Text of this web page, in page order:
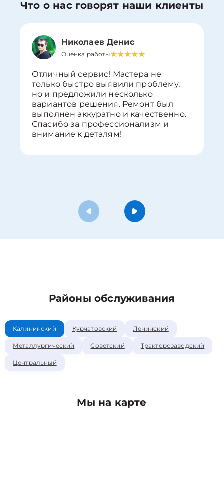
Что о нас говорят наши клиенты
Николаев Денис
Оценка работы
Отличный сервис! Мастера не
только быстро выявили проблему,
но и предложили несколько
вариантов решения. Ремонт был
выполнен аккуратно и качественно.
Спасибо за профессионализм и
внимание к деталям!
Районы обслуживания
Калининский Курчатовский Ленинский
Металлургический Советский Тракторозаводский
Центральный
Мы на карте